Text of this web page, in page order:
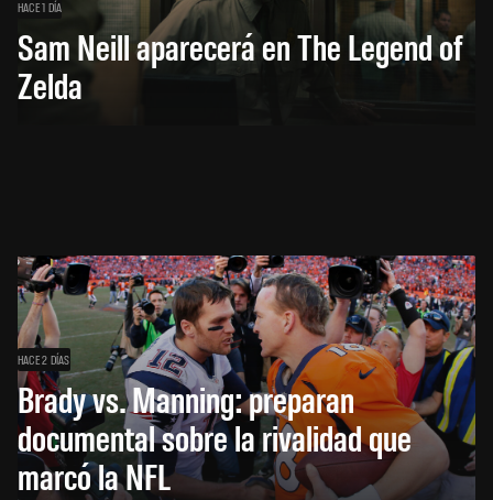
HACE 1 DÍA
Sam Neill aparecerá en The Legend of
Zelda
HACE 2 DÍAS
Brady vs. Manning: preparan
documental sobre la rivalidad que
marcó la NFL